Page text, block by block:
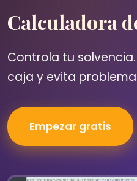
Calculadora
Controla tu
caja y evita
Empezar gratis